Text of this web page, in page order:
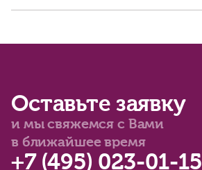
Оставьте заявку
и мы свяжемся с Вами
в ближайшее время
+7 (495) 023-01-15